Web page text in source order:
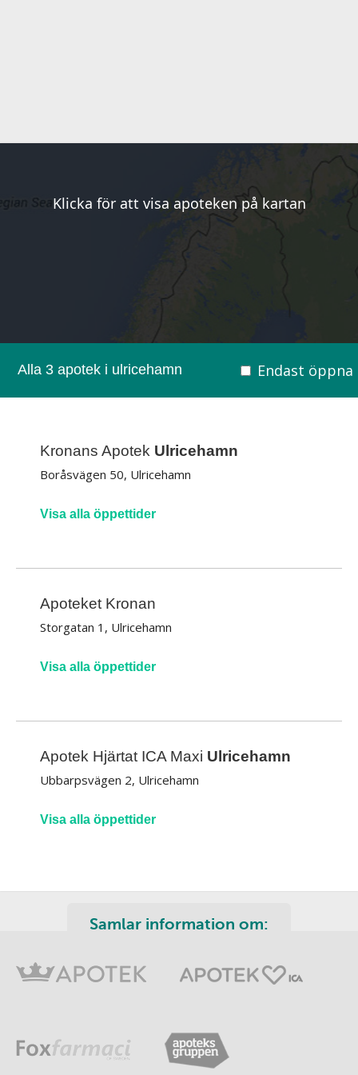
Klicka för att visa apoteken på kartan
Alla 3 apotek i ulricehamn Endast
Kronans Apotek Ulricehamn
Boråsvägen 50, Ulricehamn
Visa alla öppettider
Apoteket Kronan
Storgatan 1, Ulricehamn
Visa alla öppettider
Apotek Hjärtat ICA Maxi Ulricehamn
Ubbarpsvägen 2, Ulricehamn
Visa alla öppettider
Samlar information om: